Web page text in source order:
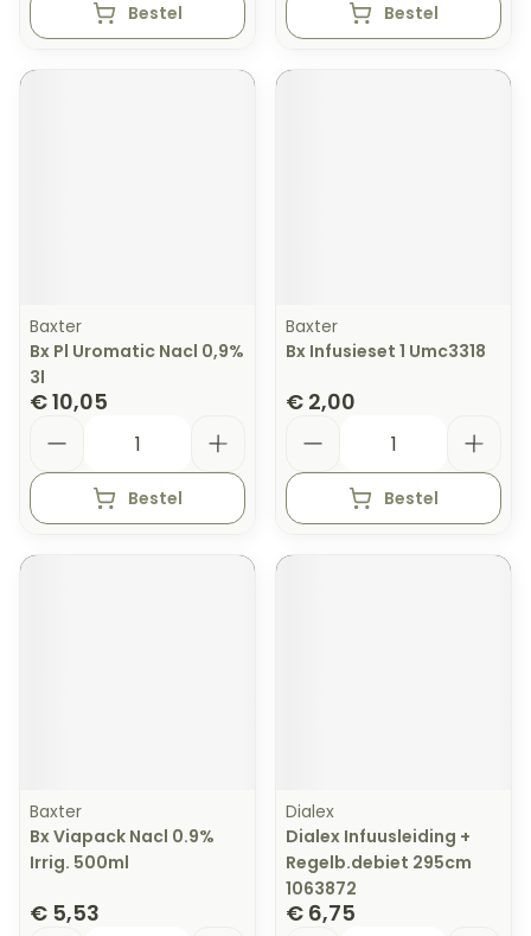
Bestel Bestel
Baxter
Bx Pl Uromatic Nacl 0,9%
3l
€ 10,05
Bestel
Baxter
Bx Infusieset 1 Umc3318
€ 2,00
Bestel
Baxter
Bx Viapack Nacl 0.9%
Irrig. 500ml
€ 5,53
Dialex
Dialex Infuusleiding +
Regelb.debiet 295cm
1063872
€ 6,75